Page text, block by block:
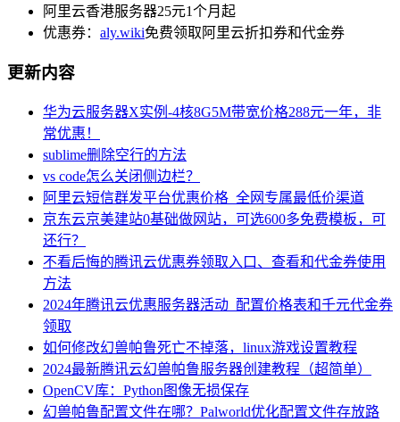
阿里云香港服务器25元1个月起
优惠券： aly.wiki免费领取阿里云折扣券和代金券
更新内容
华为云服务器X实例-4核8G5M带宽价格288元一年，非
常优惠！
sublime删除空行的方法
vs code怎么关闭侧边栏？
阿里云短信群发平台优惠价格_全网专属最低价渠道
京东云京美建站0基础做网站，可选600多免费模板，可
还行？
不看后悔的腾讯云优惠券领取入口、查看和代金券使用
方法
2024年腾讯云优惠服务器活动_配置价格表和千元代金券
领取
如何修改幻兽帕鲁死亡不掉落，linux游戏设置教程
2024最新腾讯云幻兽帕鲁服务器创建教程（超简单）
OpenCV库：Python图像无损保存
幻兽帕鲁配置文件在哪？Palworld优化配置文件存放路